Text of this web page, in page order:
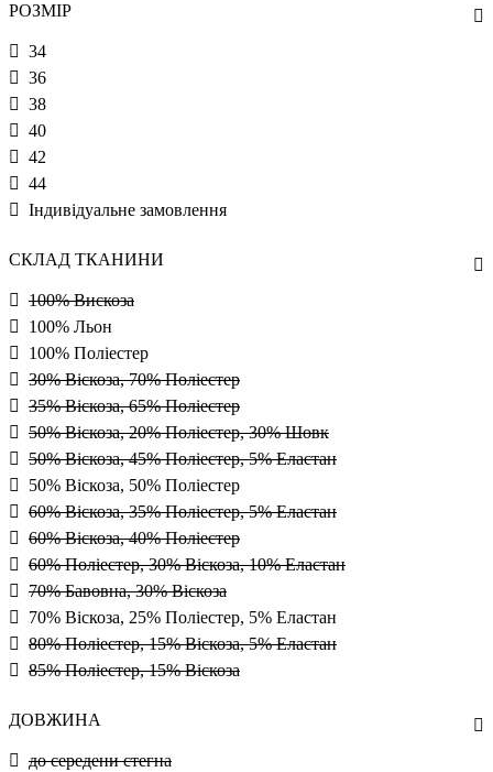
РОЗМІР
34
36
38
40
42
44
Індивідуальне замовлення
СКЛАД ТКАНИНИ
100% Вискоза
100% Льон
100% Поліестер
30% Віскоза, 70% Поліестер
35% Віскоза, 65% Поліестер
50% Віскоза, 20% Поліестер, 30% Шовк
50% Віскоза, 45% Поліестер, 5% Еластан
50% Віскоза, 50% Поліестер
60% Віскоза, 35% Поліестер, 5% Еластан
60% Віскоза, 40% Поліестер
60% Поліестер, 30% Віскоза, 10% Еластан
70% Бавовна, 30% Віскоза
70% Віскоза, 25% Поліестер, 5% Еластан
80% Поліестер, 15% Віскоза, 5% Еластан
85% Поліестер, 15% Віскоза
ДОВЖИНА
до середени стегна